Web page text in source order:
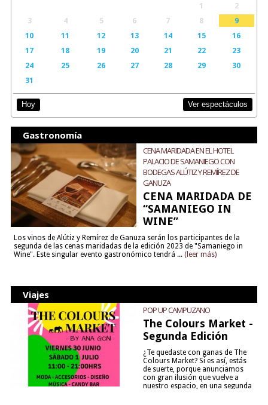
1
2
3
4 5 6 7 8
9
10
11 12 13 14 15
16
17
18 19 20 21 22
23
24
25 26 27 28 29
30
31
Hoy Ver espectáculos
Gastronomía
CENA MARIDADA EN EL HOTEL
PALACIO DE SAMANIEGO CON
BODEGAS ALÚTIZ Y REMÍREZ DE
GANUZA
CENA MARIDADA DE
“SAMANIEGO IN
WINE”
Los vinos de Alútiz y Remírez de Ganuza serán los participantes de la
segunda de las cenas maridadas de la edición 2023 de "Samaniego in
Wine". Este singular evento gastronómico tendrá ... (leer más)
Viajes
POP UP CAMPUZANO
The Colours Market -
Segunda Edición
¿Te quedaste con ganas de The
Colours Market? Si es así, estás
de suerte, porque anunciamos
con gran ilusión que vuelve a
nuestro espacio, en una segunda